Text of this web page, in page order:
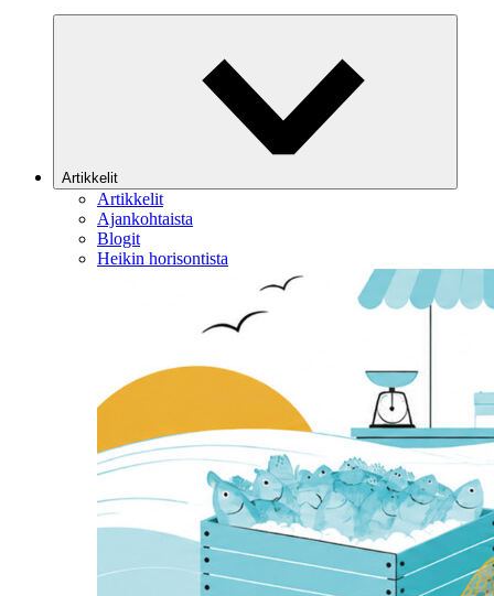
Artikkelit
Artikkelit
Ajankohtaista
Blogit
Heikin horisontista